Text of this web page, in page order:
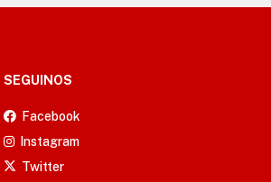
SEGUINOS
Facebook
Instagram
Twitter